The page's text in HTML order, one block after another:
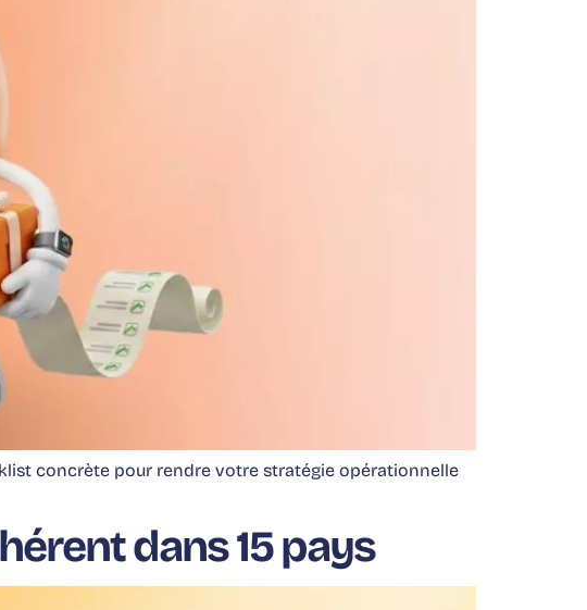
concrète pour rendre votre stratégie opérationnelle
dans 15 pays